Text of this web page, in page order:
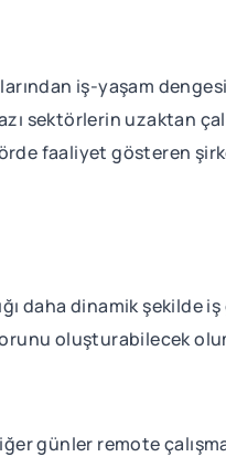
iş-yaşam
sektörlerin uzaktan
faaliyet gösteren
daha dinamik şekilde iş
oluşturabilecek
günler remote